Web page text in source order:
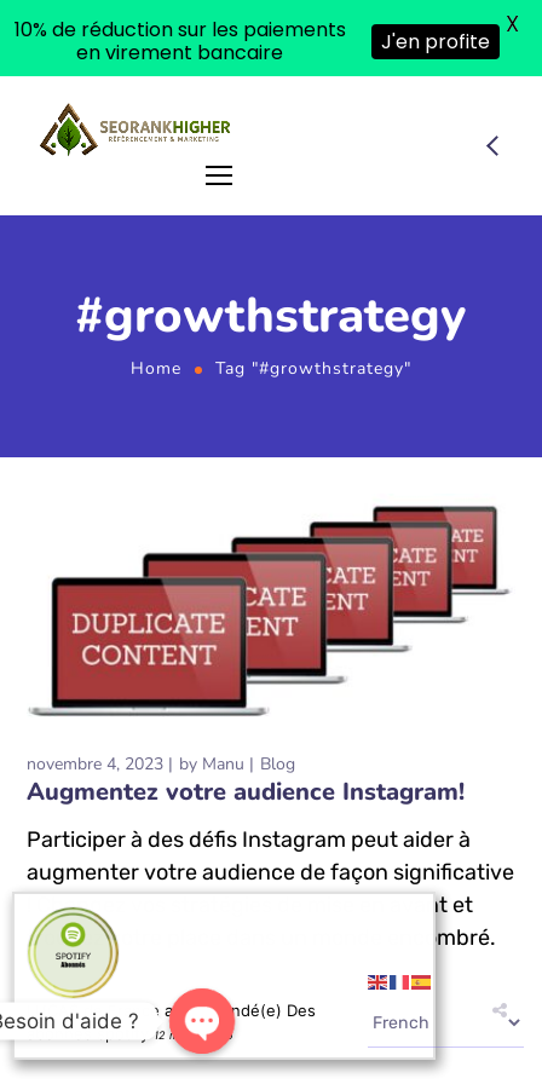
#growthstrategy
Home Tag "#growthstrategy"
novembre 4, 2023 by Manu Blog
Augmentez votre audience Instagram!
Participer à des défis Instagram peut aider à
augmenter votre audience de façon significative
! Changez vos stratégies de mise en avant et
trouvez votre place dans un monde encombré.
READ MORE
10% de réduction sur les paiements
en virement bancaire
J'en profite
X
LUCAS de France a commandé(e) Des
abonnés spotify
12 minutes ago
d'aide ?